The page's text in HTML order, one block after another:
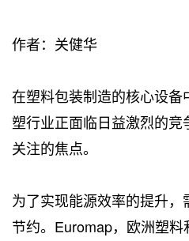
作者：关健华
在塑料包装制造的核心设
塑行业正面临日益激烈的
关注的焦点。
为了实现能源效率的提升
节约。Euromap，欧洲塑